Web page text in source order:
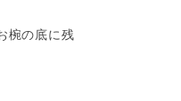
椀の底に残